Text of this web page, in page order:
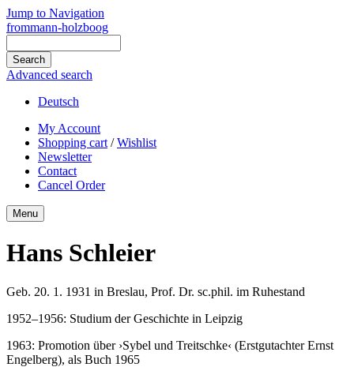
Jump to Navigation
frommann-holzboog
Advanced search
Deutsch
My Account
Shopping cart /Wishlist
Newsletter
Contact
Cancel Order
Menu
Hans Schleier
Geb. 20. 1. 1931 in Breslau, Prof. Dr. sc.phil. im Ruhestand
1952–1956: Studium der Geschichte in Leipzig
1963: Promotion über ›Sybel und Treitschke‹ (Erstgutachter Ernst
Engelberg), als Buch 1965